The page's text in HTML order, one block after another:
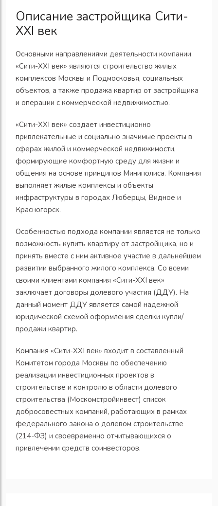
Описание застройщика Сити-
XXI век
Основными направлениями деятельности компании
«Сити-XXI век» являются строительство жилых
комплексов Москвы и Подмосковья, социальных
объектов, а также продажа квартир от застройщика
и операции с коммерческой недвижимостью.
«Сити-XXI век» создает инвестиционно
привлекательные и социально значимые проекты в
сферах жилой и коммерческой недвижимости,
формирующие комфортную среду для жизни и
общения на основе принципов Миниполиса. Компания
выполняет жилые комплексы и объекты
инфраструктуры в городах Люберцы, Видное и
Красногорск.
Особенностью подхода компании является не только
возможность купить квартиру от застройщика, но и
принять вместе с ним активное участие в дальнейшем
развитии выбранного жилого комплекса. Со всеми
своими клиентами компания «Сити-XXI век»
заключает договоры долевого участия (ДДУ). На
данный момент ДДУ является самой надежной
юридической схемой оформления сделки купли/
продажи квартир.
Компания «Сити-XXI век» входит в составленный
Комитетом города Москвы по обеспечению
реализации инвестиционных проектов в
строительстве и контролю в области долевого
строительства (Москомстройинвест) список
добросовестных компаний, работающих в рамках
федерального закона о долевом строительстве
(214-ФЗ) и своевременно отчитывающихся о
привлечении средств соинвесторов.